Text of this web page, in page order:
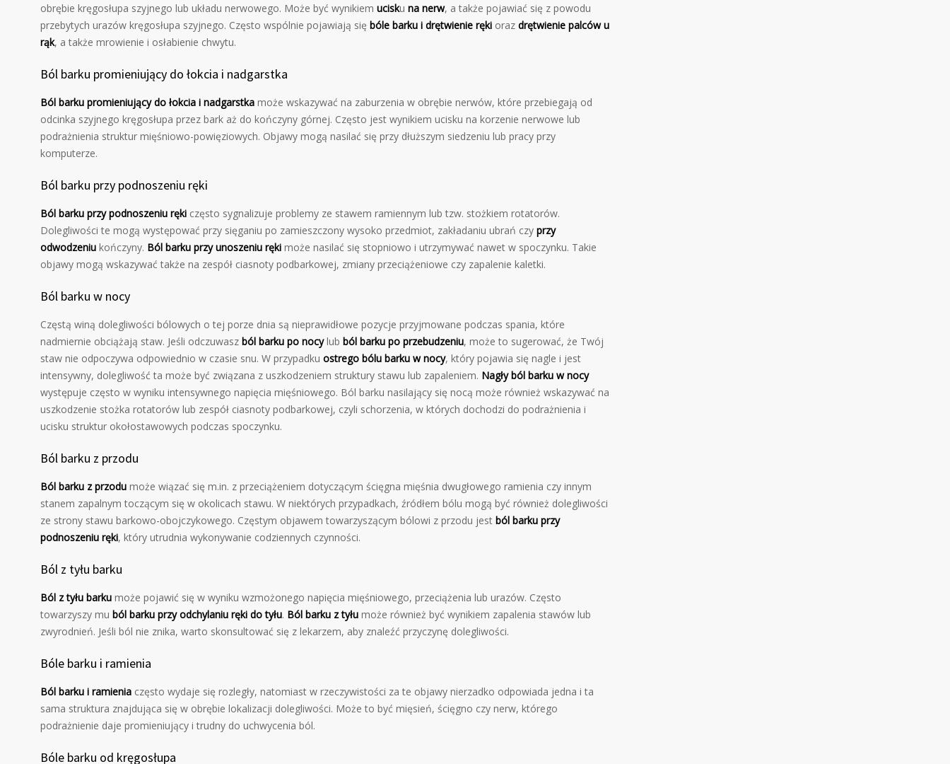
obrębie kręgosłupa szyjnego lub układu nerwowego. Może być wynikiem ucisku na nerw, a także pojawiać się z powodu
przebytych urazów kręgosłupa szyjnego. Często wspólnie pojawiają się bóle barku i drętwienie ręki oraz drętwienie palców u
rąk, a także mrowienie i osłabienie chwytu.
Ból barku promieniujący do łokcia i nadgarstka
Ból barku promieniujący do łokcia i nadgarstka może wskazywać na zaburzenia w obrębie nerwów, które przebiegają od
odcinka szyjnego kręgosłupa przez bark aż do kończyny górnej. Często jest wynikiem ucisku na korzenie nerwowe lub
podrażnienia struktur mięśniowo-powięziowych. Objawy mogą nasilać się przy dłuższym siedzeniu lub pracy przy
komputerze.
Ból barku przy podnoszeniu ręki
Ból barku przy podnoszeniu ręki często sygnalizuje problemy ze stawem ramiennym lub tzw. stożkiem rotatorów.
Dolegliwości te mogą występować przy sięganiu po zamieszczony wysoko przedmiot, zakładaniu ubrań czy przy
odwodzeniu kończyny. Ból barku przy unoszeniu ręki może nasilać się stopniowo i utrzymywać nawet w spoczynku. Takie
objawy mogą wskazywać także na zespół ciasnoty podbarkowej, zmiany przeciążeniowe czy zapalenie kaletki.
Ból barku w nocy
Częstą winą dolegliwości bólowych o tej porze dnia są nieprawidłowe pozycje przyjmowane podczas spania, które
nadmiernie obciążają staw. Jeśli odczuwasz ból barku po nocylub ból barku po przebudzeniu, może to sugerować, że Twój
staw nie odpoczywa odpowiednio w czasie snu. W przypadku ostrego bólu barku w nocy, który pojawia się nagle i jest
intensywny, dolegliwość ta może być związana z uszkodzeniem struktury stawu lub zapaleniem. Nagły ból barku w nocy
występuje często w wyniku intensywnego napięcia mięśniowego. Ból barku nasilający się nocą może również wskazywać na
uszkodzenie stożka rotatorów lub zespół ciasnoty podbarkowej, czyli schorzenia, w których dochodzi do podrażnienia i
ucisku struktur okołostawowych podczas spoczynku.
Ból barku z przodu
Ból barku z przodu może wiązać się m.in. z przeciążeniem dotyczącym ścięgna mięśnia dwugłowego ramienia czy innym
stanem zapalnym toczącym się w okolicach stawu. W niektórych przypadkach, źródłem bólu mogą być również dolegliwości
ze strony stawu barkowo-obojczykowego. Częstym objawem towarzyszącym bólowi z przodu jest ból barku przy
podnoszeniu ręki, który utrudnia wykonywanie codziennych czynności.
Ból z tyłu barku
Ból z tyłu barku może pojawić się w wyniku wzmożonego napięcia mięśniowego, przeciążenia lub urazów. Często
towarzyszy mu ból barku przy odchylaniu ręki do tyłu. Ból barku z tyłu może również być wynikiem zapalenia stawów lub
zwyrodnień. Jeśli ból nie znika, warto skonsultować się z lekarzem, aby znaleźć przyczynę dolegliwości.
Bóle barku i ramienia
Ból barku i ramienia często wydaje się rozległy, natomiast w rzeczywistości za te objawy nierzadko odpowiada jedna i ta
sama struktura znajdująca się w obrębie lokalizacji dolegliwości. Może to być mięsień, ścięgno czy nerw, którego
podrażnienie daje promieniujący i trudny do uchwycenia ból.
Bóle barku od kręgosłupa